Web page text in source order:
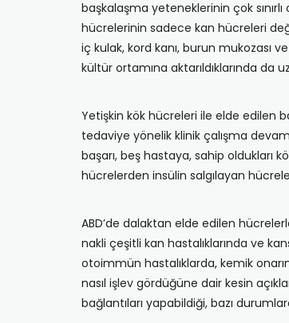
başkalaşma yeteneklerinin çok
hücrelerinin sadece kan hücreleri
iç kulak, kord kanı, burun mukozası
kültür ortamına aktarıldıklarında
Yetişkin kök hücreleri ile elde edilen
tedaviye yönelik klinik çalışma
başarı, beş hastaya, sahip oldukları
hücrelerden insülin salgılayan
ABD’de dalaktan elde edilen
nakli çeşitli kan hastalıklarında ve
otoimmün hastalıklarda, kemik
nasıl işlev gördüğüne dair kesin
bağlantıları yapabildiği, bazı